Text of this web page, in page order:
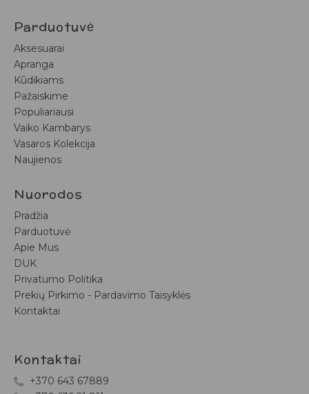
Parduotuvė
Aksesuarai
Apranga
Kūdikiams
Pažaiskime
Populiariausi
Vaiko Kambarys
Vasaros Kolekcija
Naujienos
Nuorodos
Pradžia
Parduotuvė
Apie Mus
DUK
Privatumo Politika
Prekių Pirkimo - Pardavimo Taisyklės
Kontaktai
Kontaktai
+370 643 67889